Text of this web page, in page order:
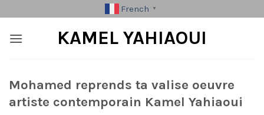
to
content
French ▼
KAMEL YAHIAOUI
Mohamed reprends ta valise oeuvre
artiste contemporain Kamel Yahiaoui